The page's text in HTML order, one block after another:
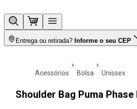
Entrega ou retirada? Informe o seu CEP
acessórios bolsa unissex
Shoulder Bag Puma